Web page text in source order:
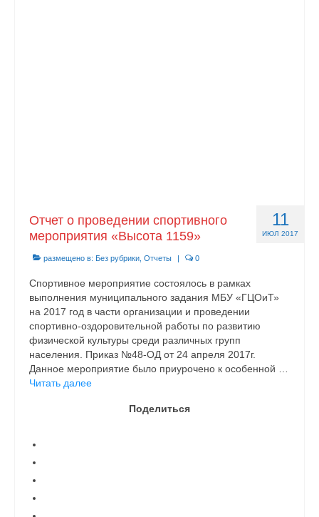
11
ИЮЛ 2017
Отчет о проведении спортивного
мероприятия «Высота 1159»
размещено в: Без рубрики Отчеты | 0
Спортивное мероприятие состоялось в рамках
выполнения муниципального задания МБУ «ГЦОиТ»
на 2017 год в части организации и проведении
спортивно-оздоровительной работы по развитию
физической культуры среди различных групп
населения. Приказ №48-ОД от 24 апреля 2017г.
Данное мероприятие было приурочено к особенной …
Читать далее
Поделиться